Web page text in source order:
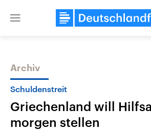
Close
Themen
Archiv
Schuldenstreit
Griechenland will
morgen stellen